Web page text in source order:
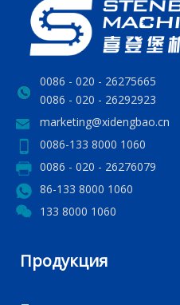
0086 - 020 - 26275665
0086 - 020 - 26292923
marketing@xidengbao.cn
0086-133 8000 1060
0086 - 020 - 26276079
86-133 8000 1060
133 8000 1060
Продукция